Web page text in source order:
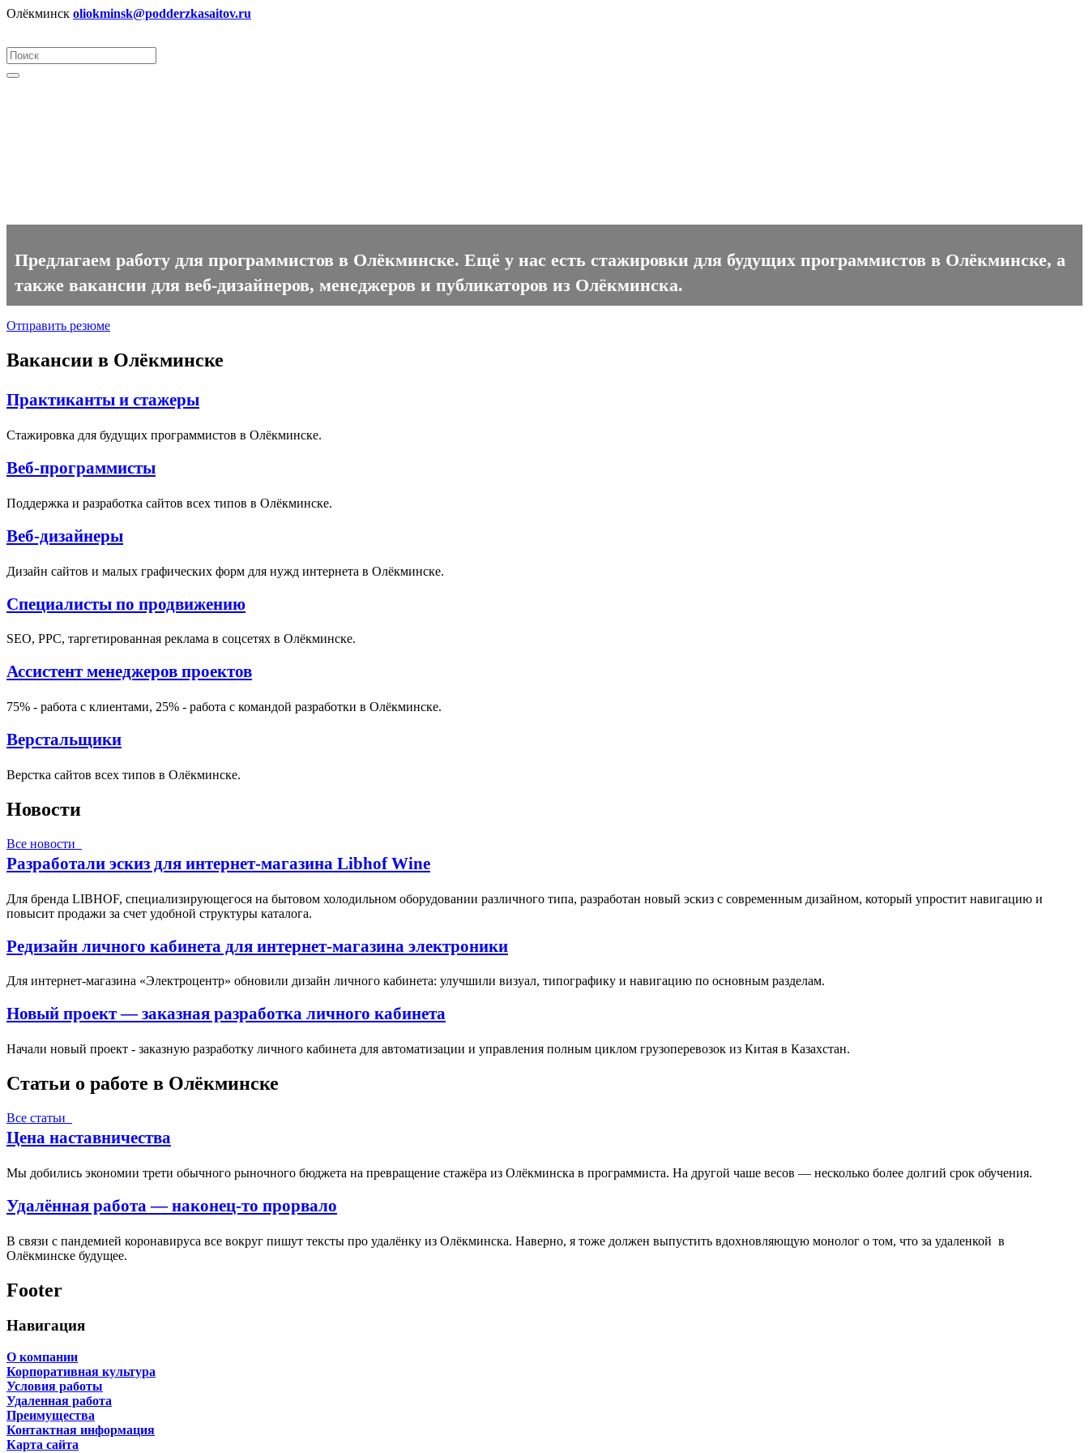
Олёкминск oliokminsk@podderzkasaitov.ru
Предлагаем работу для программистов в Олёкминске. Ещё у нас есть стажировки для будущих программистов в Олёкминске, а
также вакансии для веб-дизайнеров, менеджеров и публикаторов из Олёкминска.
Отправить резюме
Вакансии в Олёкминске
Практиканты и стажеры
Стажировка для будущих программистов в Олёкминске.
Веб-программисты
Поддержка и разработка сайтов всех типов в Олёкминске.
Веб-дизайнеры
Дизайн сайтов и малых графических форм для нужд интернета в Олёкминске.
Специалисты по продвижению
SEO, PPC, таргетированная реклама в соцсетях в Олёкминске.
Ассистент менеджеров проектов
75% - работа с клиентами, 25% - работа с командой разработки в Олёкминске.
Верстальщики
Верстка сайтов всех типов в Олёкминске.
Новости
Все новости
Разработали эскиз для интернет-магазина Libhof Wine
Для бренда LIBHOF, специализирующегося на бытовом холодильном оборудовании различного типа, разработан новый эскиз с современным дизайном, который упростит навигацию и
повысит продажи за счет удобной структуры каталога.
Редизайн личного кабинета для интернет-магазина электроники
Для интернет-магазина «Электроцентр» обновили дизайн личного кабинета: улучшили визуал, типографику и навигацию по основным разделам.
Новый проект — заказная разработка личного кабинета
Начали новый проект - заказную разработку личного кабинета для автоматизации и управления полным циклом грузоперевозок из Китая в Казахстан.
Статьи о работе в Олёкминске
Все статьи
Цена наставничества
Мы добились экономии трети обычного рыночного бюджета на превращение стажёра из Олёкминска в программиста. На другой чаше весов — несколько более долгий срок обучения.
Удалённая работа — наконец-то прорвало
В связи с пандемией коронавируса все вокруг пишут тексты про удалёнку из Олёкминска. Наверно, я тоже должен выпустить вдохновляющую монолог о том, что за удаленкой в
Олёкминске будущее.
Footer
Навигация
О компании
Корпоративная культура
Условия работы
Удаленная работа
Преимущества
Контактная информация
Карта сайта